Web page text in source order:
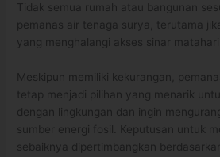
Tidak semua rumah atau bangunan
pemanas air tenaga surya, terutama
yang menghalangi akses sinar matahari.
Meskipun memiliki kekurangan,
tetap menjadi pilihan yang menarik
dengan lingkungan dan ingin
sumber energi fosil. Keputusan untuk
sebaiknya dipertimbangkan